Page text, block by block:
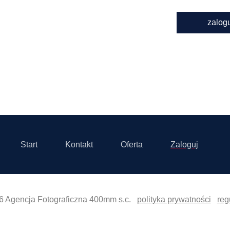
Start Kontakt Oferta Zaloguj
Agencja Fotograficzna 400mm s.c. polityka prywatności